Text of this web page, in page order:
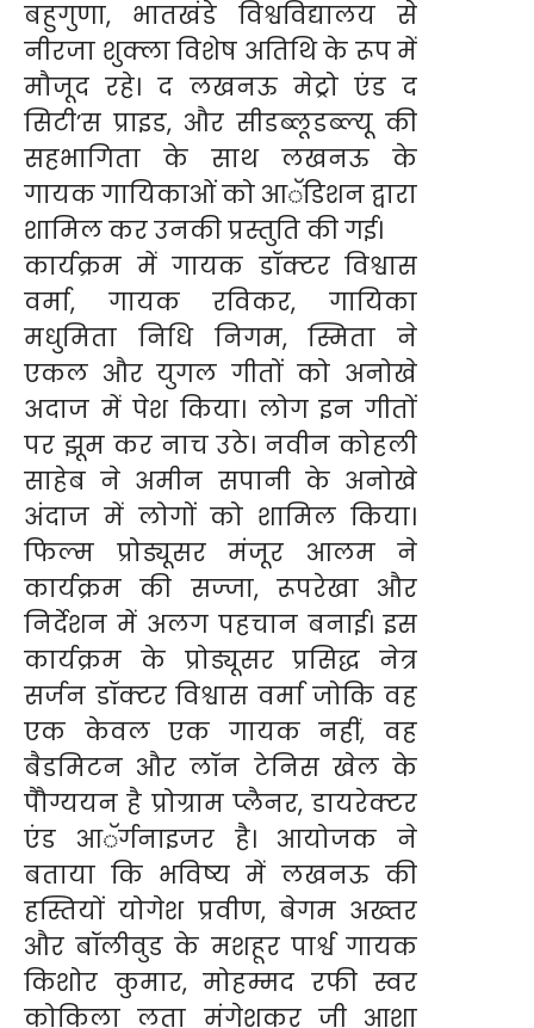
बहुगुणा, भातखंडे विश्वविद्यालय से
नीरजा शुक्ला विशेष अतिथि के रूप में
मौजूद रहे। द लखनऊ मेट्रो एंड द
सिटी’स प्राइड, और सीडब्लूडब्ल्यू की
सहभागिता के साथ लखनऊ के
गायक गायिकाओं को आॅडिशन द्वारा
शामिल कर उनकी प्रस्तुति की गई।
कार्यक्रम में गायक डॉक्टर विश्वास
वर्मा, गायक रविकर, गायिका
मधुमिता निधि निगम, स्मिता ने
एकल और युगल गीतों को अनोखे
अदाज में पेश किया। लोग इन गीतों
पर झूम कर नाच उठे। नवीन कोहली
साहेब ने अमीन सपानी के अनोखे
अंदाज में लोगों को शामिल किया।
फिल्म प्रोड्यूसर मंजूर आलम ने
कार्यक्रम की सज्जा, रूपरेखा और
निर्देशन में अलग पहचान बनाई। इस
कार्यक्रम के प्रोड्यूसर प्रसिद्ध नेत्र
सर्जन डॉक्टर विश्वास वर्मा जोकि वह
एक केवल एक गायक नहीं, वह
बैडमिटन और लॉन टेनिस खेल के
पैौग्ययन है प्रोग्राम प्लैनर, डायरेक्टर
एंड आॅर्गनाइजर है। आयोजक ने
बताया कि भविष्य में लखनऊ की
हस्तियों योगेश प्रवीण, बेगम अख्तर
और बॉलीवुड के मशहूर पार्श्व गायक
किशोर कुमार, मोहम्मद रफी स्वर
कोकिला लता मंगेशकर जी आशा